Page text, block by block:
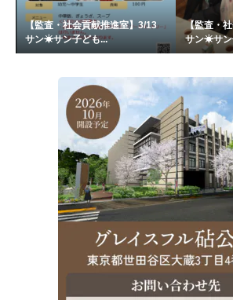
【監査・社会貢献推進室】3/13
サン☀サン子ども...
【監査・
サン☀サン